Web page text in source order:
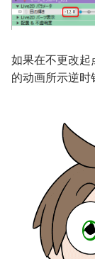
如果在不更改
的动画所示逆时